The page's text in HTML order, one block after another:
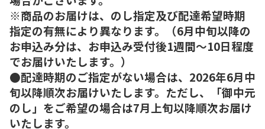
※商品のお届けは、のし指定及び配達希望時期
指定の有無により異なります。（6月中旬以降の
お申込み分は、お申込み受付後1週間～10日程度
でお届けいたします。）
●配達時期のご指定がない場合は、2026年6月中
旬以降順次お届けいたします。ただし、「御中元
のし」をご希望の場合は7月上旬以降順次お届け
いたします。